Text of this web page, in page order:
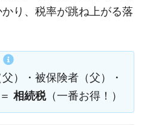
り、税率が跳ね上がる落
）・被保険者（父）・
相続税（一番お得！）